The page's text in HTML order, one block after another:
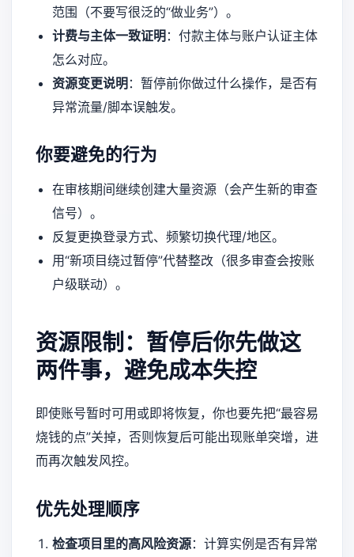
范围（不要写很泛的“做业务”）。
计费与主体一致证明：付款主体与账户认证主体
怎么对应。
资源变更说明：暂停前你做过什么操作，是否有
异常流量/脚本误触发。
你要避免的行为
在审核期间继续创建大量资源（会产生新的审查
信号）。
反复更换登录方式、频繁切换代理/地区。
用“新项目绕过暂停”代替整改（很多审查会按账
户级联动）。
资源限制：暂停后你先做这
两件事，避免成本失控
即使账号暂时可用或即将恢复，你也要先把“最容易
烧钱的点”关掉，否则恢复后可能出现账单突增，进
而再次触发风控。
优先处理顺序
检查项目里的高风险资源：计算实例是否有异常